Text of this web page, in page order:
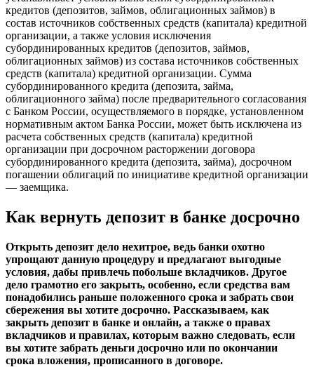
кредитов (депозитов, займов, облигационных займов) в
состав источников собственных средств (капитала) кредитной
организации, а также условия исключения
субординированных кредитов (депозитов, займов,
облигационных займов) из состава источников собственных
средств (капитала) кредитной организации. Сумма
субординированного кредита (депозита, займа,
облигационного займа) после предварительного согласования
с Банком России, осуществляемого в порядке, установленном
нормативным актом Банка России, может быть исключена из
расчета собственных средств (капитала) кредитной
организации при досрочном расторжении договора
субординированного кредита (депозита, займа), досрочном
погашении облигаций по инициативе кредитной организации
— заемщика.
Как вернуть депозит в банке досрочно
Открыть депозит дело нехитрое, ведь банки охотно
упрощают данную процедуру и предлагают выгодные
условия, дабы привлечь побольше вкладчиков. Другое
дело грамотно его закрыть, особенно, если средства вам
понадобились раньше положенного срока и забрать свои
сбережения вы хотите досрочно. Рассказываем, как
закрыть депозит в банке и онлайн, а также о правах
вкладчиков и правилах, которым важно следовать, если
вы хотите забрать деньги досрочно или по окончании
срока вложения, прописанного в договоре.